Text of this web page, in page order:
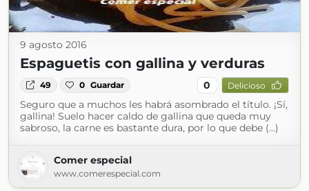
9 agosto 2016
Espaguetis con gallina y verduras
49 0 Guardar 0 Delicioso
Seguro que a muchos les habrá asombrado el título. ¡Sí,
gallina! Suelo hacer caldo de gallina que queda muy
sabroso, la carne es bastante dura, por lo que debe (...)
Comer especial
www.comerespecial.com